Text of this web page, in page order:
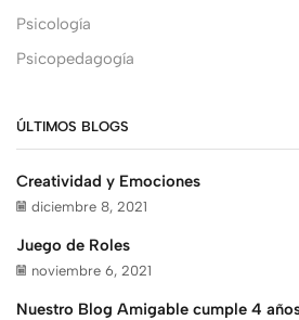
Psicología
Psicopedagogía
ÚLTIMOS BLOGS
Creatividad y Emociones
diciembre 8, 2021
Juego de Roles
noviembre 6, 2021
Nuestro Blog Amigable cumple 4